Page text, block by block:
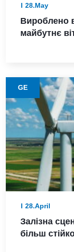
28.May
Вироблено
майбутнє
GE
28.April
Залізна
більш